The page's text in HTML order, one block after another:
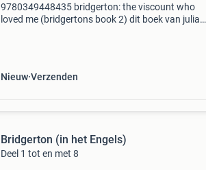
9780349448435 bridgerton: the viscount who
loved me (bridgertons book 2) dit boek van julia
Nieuw Verzenden
Bridgerton (in het Engels)
Deel 1 tot en met 8